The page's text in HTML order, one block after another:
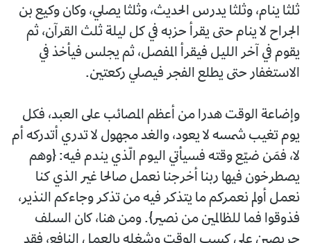
ثلثا ينام، وثلثا يدرس الحديث، وثلثا يصلي، وكان وكيع بن
الجراح لا ينام حتى يقرأ حزبه في كل ليلة ثلث القرآن، ثم
يقوم في آخر الليل فيقرأ المفصل، ثم يجلس فيأخذ في
الاستغفار حتى يطلع الفجر فيصلي ركعتين.
وإضاعة الوقت هدرا من أعظم المصائب على العبد، فكل
يوم تغيب شمسه لا يعود، والغد مجهول لا تدري أتدركه أم
لا، فمَن ضيّع وقته فسيأتي اليوم الّذي يندم فيه: {وهم
يصطرخون فيها ربنا أخرجنا نعمل صالحا غير الذي كنا
نعمل أولم نعمركم ما يتذكر فيه من تذكر وجاءكم النذير،
فذوقوا فما للظالمين من نصير}. ومن هنا، كان السلف